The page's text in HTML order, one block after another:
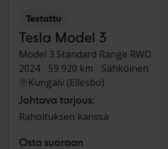
Testattu
Tesla Model 3
Model 3 Standard Range RWD
2024
59 920 km
Sähköinen
Kungälv (Ellesbo)
Johtava tarjous:
Rahoituksen kanssa
Osta suoraan